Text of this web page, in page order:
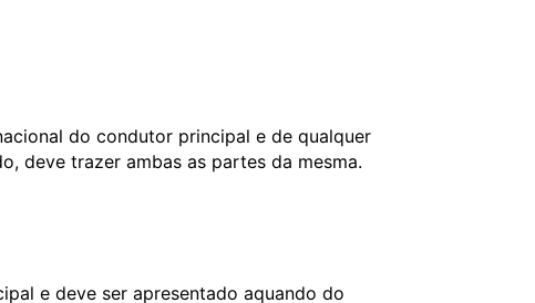
do condutor principal e de qualquer
deve trazer ambas as partes da mesma.
e deve ser apresentado aquando do